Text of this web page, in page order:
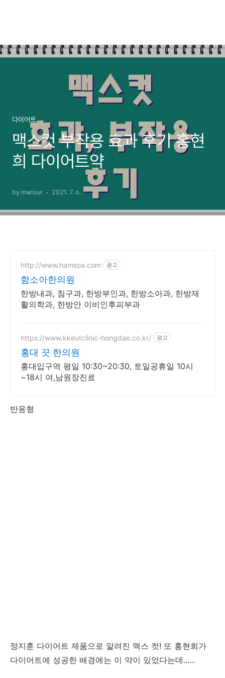
다이어트
맥스컷 부작용 효과 후기 홍현
희 다이어트약
by mansur 2021. 7. 6.
http://www.hamsoa.com 광고
함소아한의원
한방내과, 침구과, 한방부인과, 한방소아과, 한방재
활의학과, 한방안 이비인후피부과
https://www.kkeutclinic-hongdae.co.kr/ 광고
홍대 끗 한의원
홍대입구역 평일 10:30~20:30, 토일공휴일 10시
~18시 여,남원장진료
반응형
정지훈 다이어트 제품으로 알려진 맥스 컷! 또 홍현희가
다이어트에 성공한 배경에는 이 약이 있었다는데......